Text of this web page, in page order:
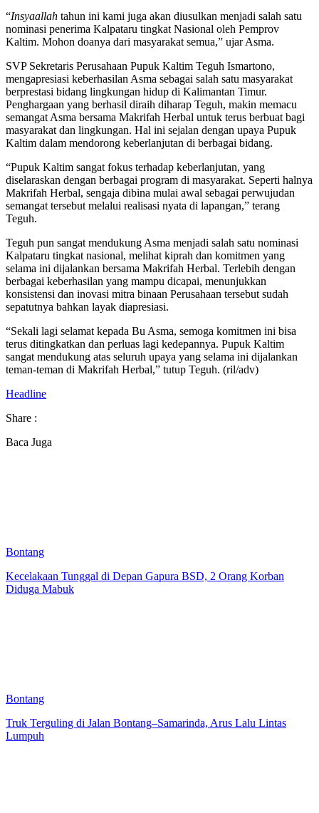
“Insyaallah tahun ini kami juga akan diusulkan menjadi salah satu
nominasi penerima Kalpataru tingkat Nasional oleh Pemprov
Kaltim. Mohon doanya dari masyarakat semua,” ujar Asma.
SVP Sekretaris Perusahaan Pupuk Kaltim Teguh Ismartono,
mengapresiasi keberhasilan Asma sebagai salah satu masyarakat
berprestasi bidang lingkungan hidup di Kalimantan Timur.
Penghargaan yang berhasil diraih diharap Teguh, makin memacu
semangat Asma bersama Makrifah Herbal untuk terus berbuat bagi
masyarakat dan lingkungan. Hal ini sejalan dengan upaya Pupuk
Kaltim dalam mendorong keberlanjutan di berbagai bidang.
“Pupuk Kaltim sangat fokus terhadap keberlanjutan, yang
diselaraskan dengan berbagai program di masyarakat. Seperti halnya
Makrifah Herbal, sengaja dibina mulai awal sebagai perwujudan
semangat tersebut melalui realisasi nyata di lapangan,” terang
Teguh.
Teguh pun sangat mendukung Asma menjadi salah satu nominasi
Kalpataru tingkat nasional, melihat kiprah dan komitmen yang
selama ini dijalankan bersama Makrifah Herbal. Terlebih dengan
berbagai keberhasilan yang mampu dicapai, menunjukkan
konsistensi dan inovasi mitra binaan Perusahaan tersebut sudah
sepatutnya bahkan layak diapresiasi.
“Sekali lagi selamat kepada Bu Asma, semoga komitmen ini bisa
terus ditingkatkan dan perluas lagi kedepannya. Pupuk Kaltim
sangat mendukung atas seluruh upaya yang selama ini dijalankan
teman-teman di Makrifah Herbal,” tutup Teguh. (ril/adv)
Headline
Share :
Baca Juga
Bontang
Kecelakaan Tunggal di Depan Gapura BSD, 2 Orang Korban
Diduga Mabuk
Bontang
Truk Terguling di Jalan Bontang–Samarinda, Arus Lalu Lintas
Lumpuh